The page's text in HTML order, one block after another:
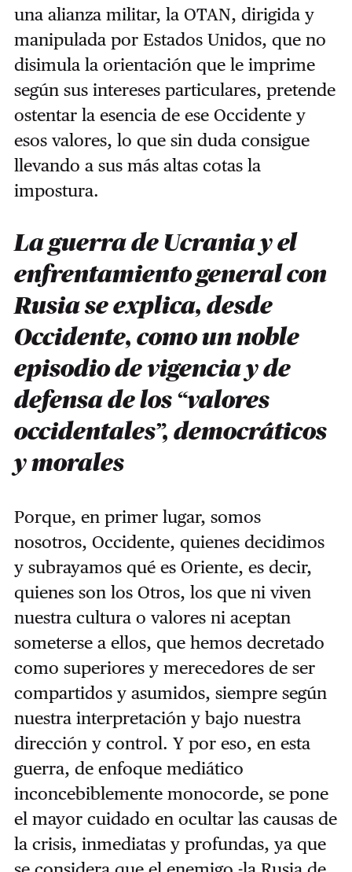
una alianza militar, la OTAN, dirigida y
manipulada por Estados Unidos, que no
disimula la orientación que le imprime
según sus intereses particulares, pretende
ostentar la esencia de ese Occidente y
esos valores, lo que sin duda consigue
llevando a sus más altas cotas la
impostura.
La guerra de Ucrania y el
enfrentamiento general con
Rusia se explica, desde
Occidente, como un noble
episodio de vigencia y de
defensa de los “valores
occidentales”, democráticos
y morales
Porque, en primer lugar, somos
nosotros, Occidente, quienes decidimos
y subrayamos qué es Oriente, es decir,
quienes son los Otros, los que ni viven
nuestra cultura o valores ni aceptan
someterse a ellos, que hemos decretado
como superiores y merecedores de ser
compartidos y asumidos, siempre según
nuestra interpretación y bajo nuestra
dirección y control. Y por eso, en esta
guerra, de enfoque mediático
inconcebiblemente monocorde, se pone
el mayor cuidado en ocultar las causas de
la crisis, inmediatas y profundas, ya que